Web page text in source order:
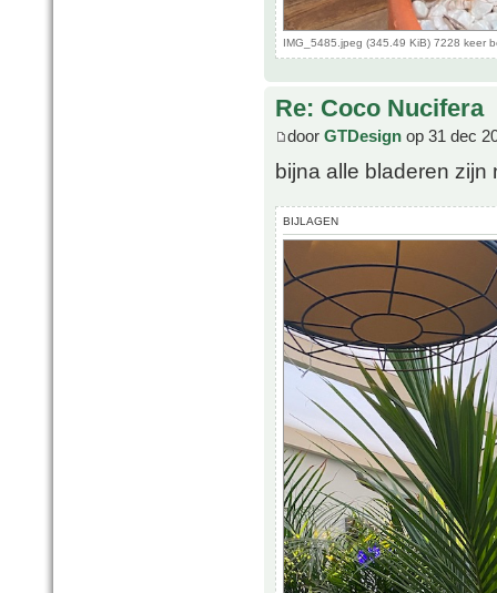
IMG_5485.jpeg (345.49 KiB) 7228 keer
Re: Coco Nucifera
door GTDesign op 31 dec
bijna alle bladeren
BIJLAGEN